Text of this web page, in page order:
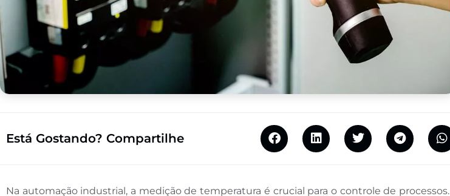
Está Gostando? Compartilhe
Na automação industrial, a medição de temperatura é crucial para o controle de processos.